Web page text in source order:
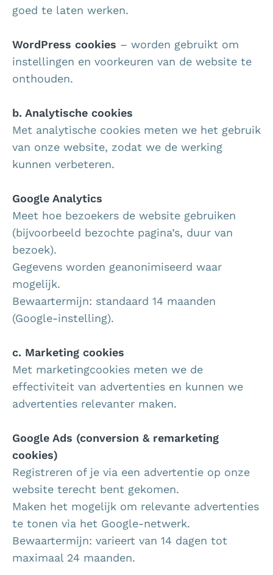
goed te laten werken.
WordPress cookies – worden gebruikt om
instellingen en voorkeuren van de website te
onthouden.
b. Analytische cookies
Met analytische cookies meten we het gebruik
van onze website, zodat we de werking
kunnen verbeteren.
Google Analytics
Meet hoe bezoekers de website gebruiken
(bijvoorbeeld bezochte pagina’s, duur van
bezoek).
Gegevens worden geanonimiseerd waar
mogelijk.
Bewaartermijn: standaard 14 maanden
(Google-instelling).
c. Marketing cookies
Met marketingcookies meten we de
effectiviteit van advertenties en kunnen we
advertenties relevanter maken.
Google Ads (conversion & remarketing
cookies)
Registreren of je via een advertentie op onze
website terecht bent gekomen.
Maken het mogelijk om relevante advertenties
te tonen via het Google-netwerk.
Bewaartermijn: varieert van 14 dagen tot
maximaal 24 maanden.